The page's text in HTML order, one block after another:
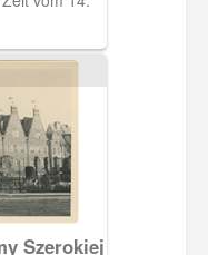
Szerokiej